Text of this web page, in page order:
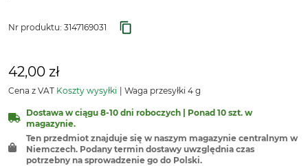
Nr produktu: 3147169031
42,00 zł
Cena z VAT Koszty wysyłki Waga przesyłki 4 g
Dostawa w ciągu 8-10 dni roboczych | Ponad 10 szt. w
magazynie.
Ten przedmiot znajduje się w naszym magazynie centralnym w
Niemczech. Podany termin dostawy uwzględnia czas
potrzebny na sprowadzenie go do Polski.